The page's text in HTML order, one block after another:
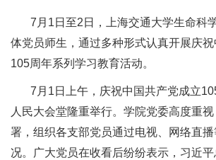
7月1日至2日，上海交通大学生命科
体党员师生，通过多种形式认真开展庆
105周年系列学习教育活动。
7月1日上午，庆祝中国共产党成立
人民大会堂隆重举行。学院党委高度重
署，组织各支部党员通过电视、网络直
况。广大党员在收看后纷纷表示，习近